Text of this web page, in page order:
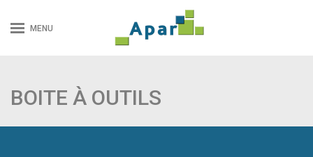
MENU
BOITE À OUTILS